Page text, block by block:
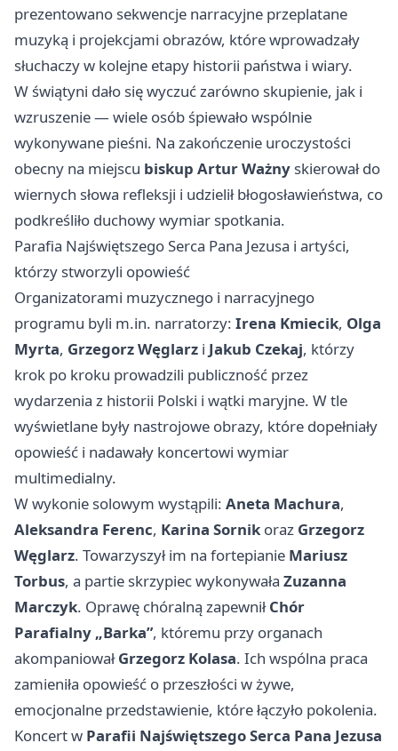
prezentowano sekwencje narracyjne przeplatane
muzyką i projekcjami obrazów, które wprowadzały
słuchaczy w kolejne etapy historii państwa i wiary.
W świątyni dało się wyczuć zarówno skupienie, jak i
wzruszenie — wiele osób śpiewało wspólnie
wykonywane pieśni. Na zakończenie uroczystości
obecny na miejscu biskup Artur Ważny skierował do
wiernych słowa refleksji i udzielił błogosławieństwa, co
podkreśliło duchowy wymiar spotkania.
Parafia Najświętszego Serca Pana Jezusa i artyści,
którzy stworzyli opowieść
Organizatorami muzycznego i narracyjnego
programu byli m.in. narratorzy: Irena Kmiecik, Olga
Myrta, Grzegorz Węglarz i Jakub Czekaj, którzy
krok po kroku prowadzili publiczność przez
wydarzenia z historii Polski i wątki maryjne. W tle
wyświetlane były nastrojowe obrazy, które dopełniały
opowieść i nadawały koncertowi wymiar
multimedialny.
W wykonie solowym wystąpili: Aneta Machura,
Aleksandra Ferenc, Karina Sornik oraz Grzegorz
Węglarz. Towarzyszył im na fortepianie Mariusz
Torbus, a partie skrzypiec wykonywała Zuzanna
Marczyk. Oprawę chóralną zapewniłChór
Parafialny „Barka”, któremu przy organach
akompaniowałGrzegorz Kolasa. Ich wspólna praca
zamieniła opowieść o przeszłości w żywe,
emocjonalne przedstawienie, które łączyło pokolenia.
Koncert w Parafii Najświętszego Serca Pana Jezusa